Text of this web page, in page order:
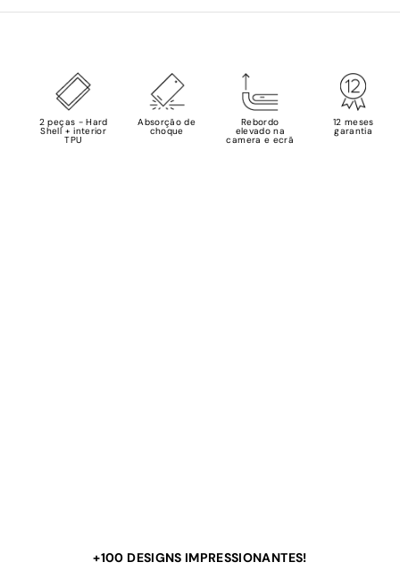
2 peças - Hard
Shell + interior
TPU
Absorção de
choque
Rebordo
elevado na
camera e ecrã
12 meses
garantia
+100 DESIGNS IMPRESSIONANTES!